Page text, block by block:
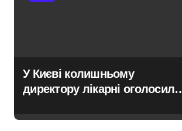
У Києві колишньому
директору лікарні оголосили
на УЗД на 6 млн грн